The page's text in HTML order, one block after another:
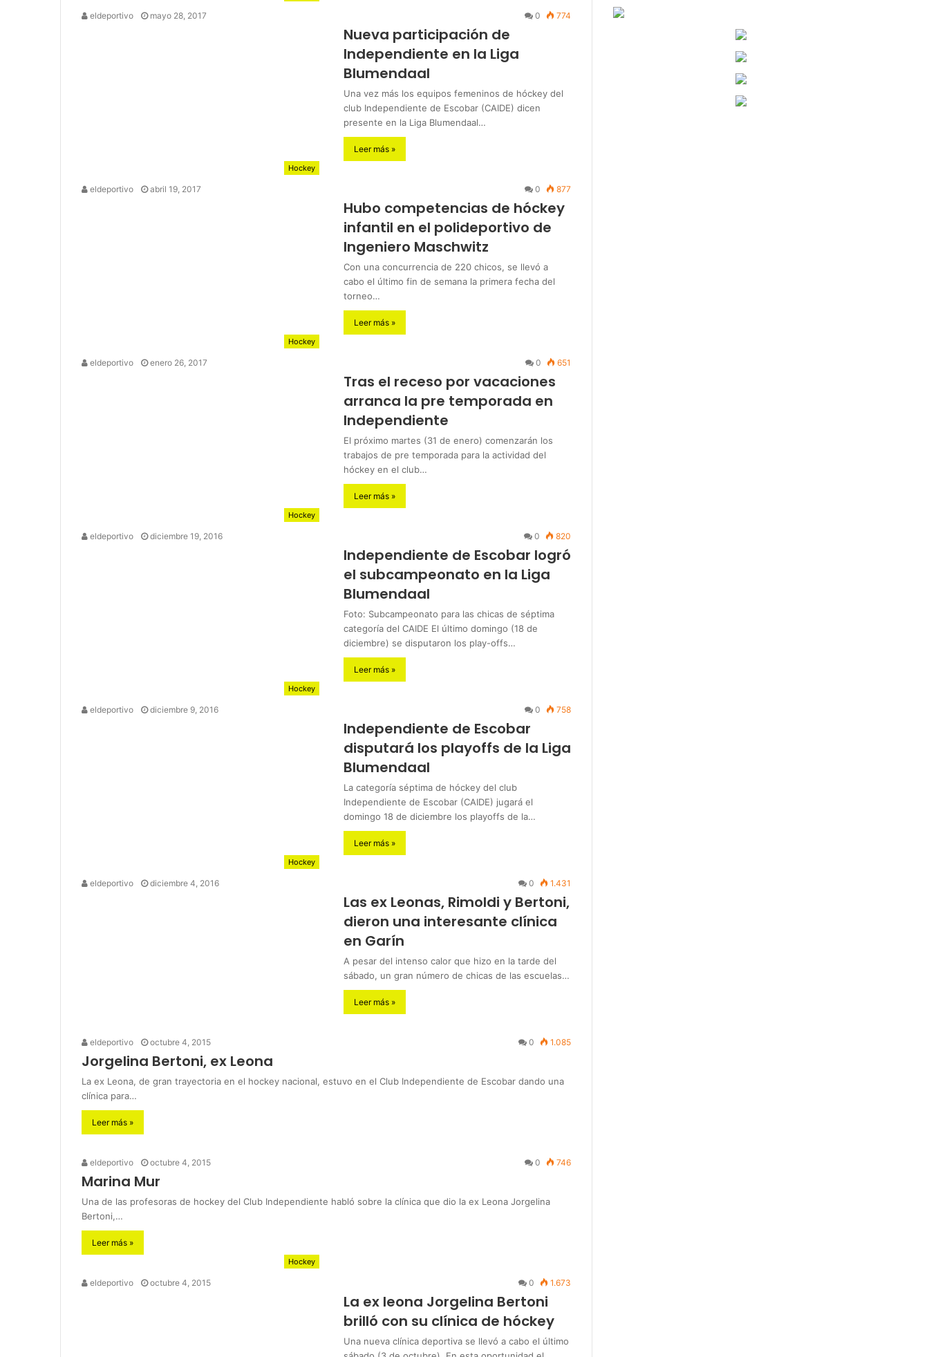
eldeportivo mayo 28, 2017 0 774
Nueva participación de
Independiente en la Liga
Blumendaal
Una vez más los equipos femeninos de hóckey del
club Independiente de Escobar (CAIDE) dicen
presente en la Liga Blumendaal…
Leer más »
Hockey
eldeportivo abril 19, 2017 0 877
Hubo competencias de hóckey
infantil en el polideportivo de
Ingeniero Maschwitz
Con una concurrencia de 220 chicos, se llevó a
cabo el último fin de semana la primera fecha del
torneo…
Leer más »
Hockey
eldeportivo enero 26, 2017 0 651
Tras el receso por vacaciones
arranca la pre temporada en
Independiente
El próximo martes (31 de enero) comenzarán los
trabajos de pre temporada para la actividad del
hóckey en el club…
Leer más »
Hockey
eldeportivo diciembre 19, 2016 0 820
Independiente de Escobar logró
el subcampeonato en la Liga
Blumendaal
Foto: Subcampeonato para las chicas de séptima
categoría del CAIDE El último domingo (18 de
diciembre) se disputaron los play-offs…
Leer más »
Hockey
eldeportivo diciembre 9, 2016 0 758
Independiente de Escobar
disputará los playoffs de la Liga
Blumendaal
La categoría séptima de hóckey del club
Independiente de Escobar (CAIDE) jugará el
domingo 18 de diciembre los playoffs de la…
Leer más »
Hockey
eldeportivo diciembre 4, 2016 0 1.431
Las ex Leonas, Rimoldi y Bertoni,
dieron una interesante clínica
en Garín
A pesar del intenso calor que hizo en la tarde del
sábado, un gran número de chicas de las escuelas…
Leer más »
eldeportivo octubre 4, 2015 0 1.085
Jorgelina Bertoni, ex Leona
La ex Leona, de gran trayectoria en el hockey nacional, estuvo en el Club Independiente de Escobar dando una
clínica para…
Leer más »
eldeportivo octubre 4, 2015 0 746
Marina Mur
Una de las profesoras de hockey del Club Independiente habló sobre la clínica que dio la ex Leona Jorgelina
Bertoni,…
Leer más »
Hockey
eldeportivo octubre 4, 2015 0 1.673
La ex leona Jorgelina Bertoni
brilló con su clínica de hóckey
Una nueva clínica deportiva se llevó a cabo el último